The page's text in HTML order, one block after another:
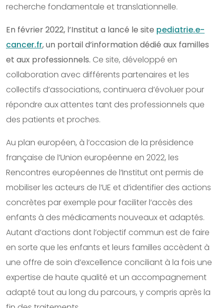
recherche fondamentale et translationnelle.
En février 2022, l’Institut a lancé le site pediatrie.e-
cancer.fr, un portail d’information dédié aux familles
et aux professionnels. Ce site, développé en
collaboration avec différents partenaires et les
collectifs d’associations, continuera d’évoluer pour
répondre aux attentes tant des professionnels que
des patients et proches.
Au plan européen, à l’occasion de la présidence
française de l’Union européenne en 2022, les
Rencontres européennes de l’Institut ont permis de
mobiliser les acteurs de l’UE et d’identifier des actions
concrètes par exemple pour faciliter l’accès des
enfants à des médicaments nouveaux et adaptés.
Autant d’actions dont l’objectif commun est de faire
en sorte que les enfants et leurs familles accèdent à
une offre de soin d’excellence conciliant à la fois une
expertise de haute qualité et un accompagnement
adapté tout au long du parcours, y compris après la